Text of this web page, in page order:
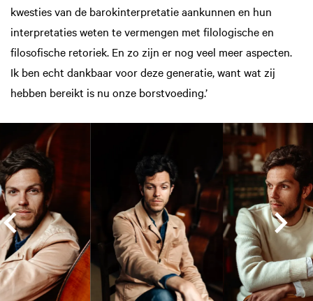
kwesties van de barokinterpretatie aankunnen en hun
interpretaties weten te vermengen met filologische en
filosofische retoriek. En zo zijn er nog veel meer aspecten.
Ik ben echt dankbaar voor deze generatie, want wat zij
hebben bereikt is nu onze borstvoeding.’